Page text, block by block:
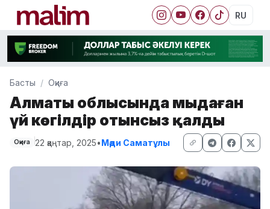
RU
Басты Оқиға
Алматы облысында мыңдаған
үй көгілдір отынсыз қалды
Оқиға 22 қаңтар, 2025•Мәди Саматұлы